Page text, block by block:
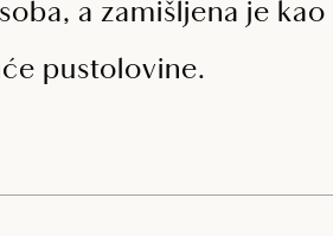
a zamišljena je kao
pustolovine.